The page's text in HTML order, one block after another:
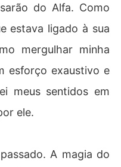
do Alfa. Como
estava ligado à sua
mergulhar minha
esforço exaustivo e
meus sentidos em
ele.
A magia do